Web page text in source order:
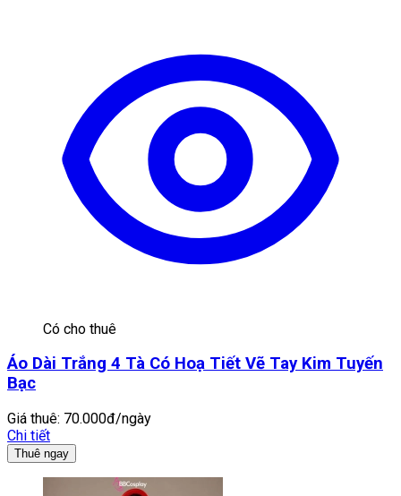
Có cho thuê
Áo Dài Trắng 4 Tà Có Hoạ Tiết Vẽ Tay Kim Tuyến
Bạc
Giá thuê: 70.000đ/ngày
Chi tiết
Thuê ngay